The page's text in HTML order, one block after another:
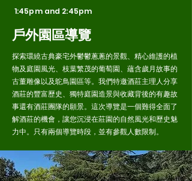
1:45pm and 2:45pm
戶外園區導覽
探索環繞古典豪宅外鬱鬱蔥蔥的景觀、精心維護的植
物及庭園風光、枝葉繁茂的葡萄園、蘊含歲月故事的
古董雕像以及鴕鳥園區等。我們特邀酒莊主理人分享
酒莊的豐富歷史、獨特庭園造景與收藏背後的有趣故
事還有酒莊團隊的願景。這次導覽是一個難得全面了
解酒莊的機會，讓您沉浸在莊園的自然風光和歷史魅
力中。只有兩個導覽時段，並有參觀人數限制。